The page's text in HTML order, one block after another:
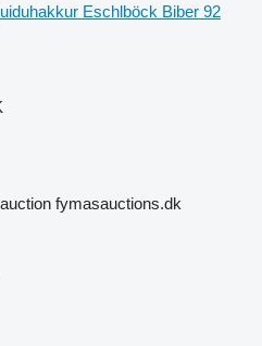
Eschlböck Biber 92
fymasauctions.dk